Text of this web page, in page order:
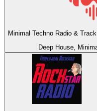
Minimal Techno Radio &
Deep House,